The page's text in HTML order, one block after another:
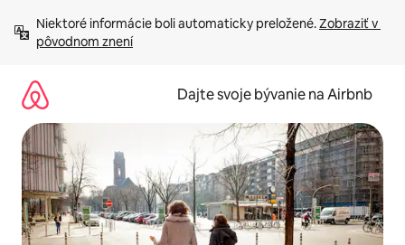
obsah.
Niektoré informácie boli automaticky preložené. Zobraziť v
pôvodnom znení
Dajte svoje bývanie na Airbnb